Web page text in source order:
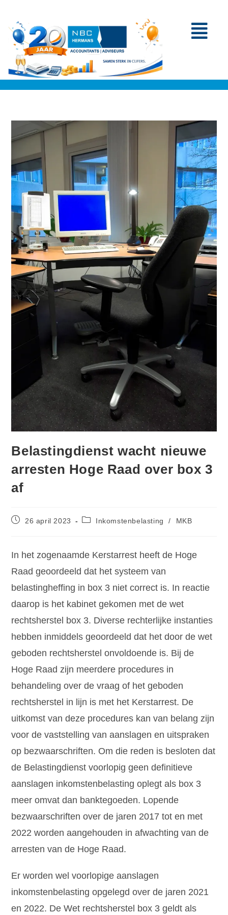
Belastingdienst wacht nieuwe
arresten Hoge Raad over box 3
af
26 april 2023 Inkomstenbelasting / MKB
In het zogenaamde Kerstarrest heeft de Hoge
Raad geoordeeld dat het systeem van
belastingheffing in box 3 niet correct is. In reactie
daarop is het kabinet gekomen met de wet
rechtsherstel box 3. Diverse rechterlijke instanties
hebben inmiddels geoordeeld dat het door de wet
geboden rechtsherstel onvoldoende is. Bij de
Hoge Raad zijn meerdere procedures in
behandeling over de vraag of het geboden
rechtsherstel in lijn is met het Kerstarrest. De
uitkomst van deze procedures kan van belang zijn
voor de vaststelling van aanslagen en uitspraken
op bezwaarschriften. Om die reden is besloten dat
de Belastingdienst voorlopig geen definitieve
aanslagen inkomstenbelasting oplegt als box 3
meer omvat dan banktegoeden. Lopende
bezwaarschriften over de jaren 2017 tot en met
2022 worden aangehouden in afwachting van de
arresten van de Hoge Raad.
Er worden wel voorlopige aanslagen
inkomstenbelasting opgelegd over de jaren 2021
en 2022. De Wet rechtsherstel box 3 geldt als